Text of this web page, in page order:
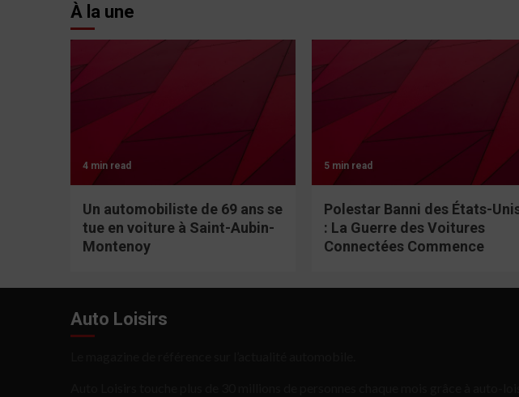
À la une
4 min read
Un automobiliste de 69 ans se
tue en voiture à Saint-Aubin-
Montenoy
5 min read
Polestar Banni des États-
: La Guerre des Voitures
Connectées Commence
Auto Loisirs